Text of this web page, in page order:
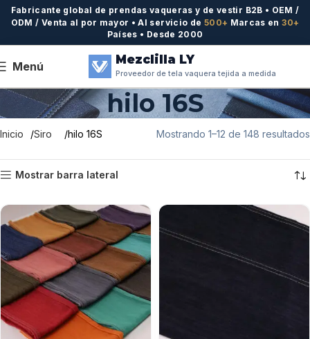
Fabricante global de prendas vaqueras y de vestir B2B • OEM /
ODM / Venta al por mayor • Al servicio de 500+ Marcas en30+
Países • Desde 2000
Menú Mezclilla LY
Proveedor de tela vaquera tejida a medida
hilo 16S
Inicio Siro hilo 16S Mostrando 1–12 de 148 resultados
Mostrar barra lateral